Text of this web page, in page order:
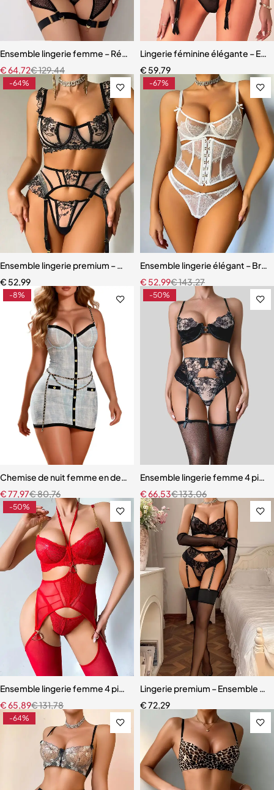
Ensemble lingerie femme – Résille élégante avec porte-jarretelles
€129,44
€64,72
Lingerie féminine élégante –
€ 59,79
-64%
Ensemble lingerie premium – Dentelle fine, maille légère et effet
€ 52,99
-67%
Ensemble lingerie élégant –
€143,27
€ 52,99
-8%
Chemise de nuit femme en dentelle bleue – Babydoll avec
€80,76
€77,97
-50%
Ensemble lingerie femme 4
€133,06
€66,53
-50%
Ensemble lingerie femme 4 pièces – Dentelle rouge avec chaînes
€131,78
€65,89
Lingerie premium – Ensemble
€72,29
-64%